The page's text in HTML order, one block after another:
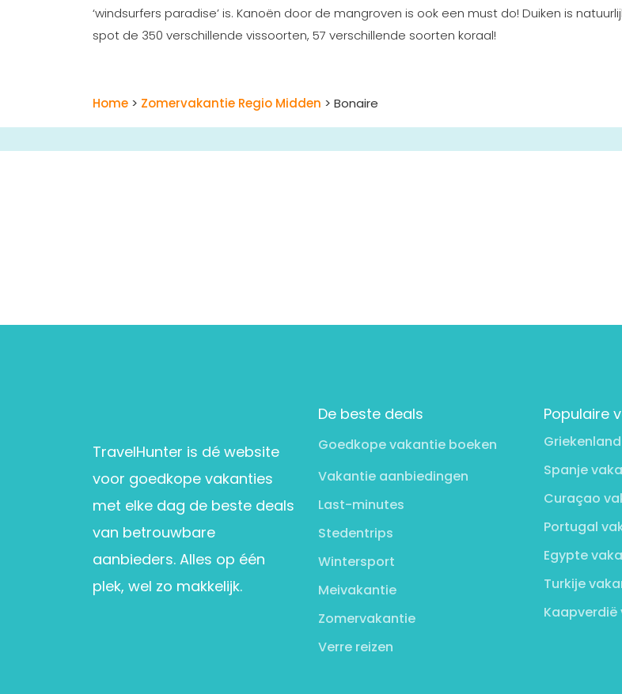
‘windsurfers paradise’ is. Kanoën door de mangroven is ook een must do! Duiken is
spot de 350 verschillende vissoorten, 57 verschillende soorten koraal!
Home > Zomervakantie Regio Midden > Bonaire
TravelHunter is dé website
voor goedkope vakanties
met elke dag de beste deals
van betrouwbare
aanbieders. Alles op één
plek, wel zo makkelijk.
De beste deals
Goedkope vakantie boeken
Vakantie aanbiedingen
Last-minutes
Stedentrips
Wintersport
Meivakantie
Zomervakantie
Verre reizen
Populaire
Spanje
Curaçao
Portugal
Egypte
Turkije